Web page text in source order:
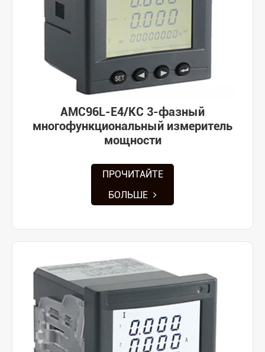
AMC96L-E4/KC 3-фазный
многофункциональный измеритель
мощности
ПРОЧИТАЙТЕ
БОЛЬШЕ